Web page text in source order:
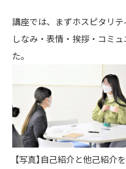
講座では、まずホスピタリテ
しなみ・表情・挨拶・コミ
た。
【写真】自己紹介と他己紹介